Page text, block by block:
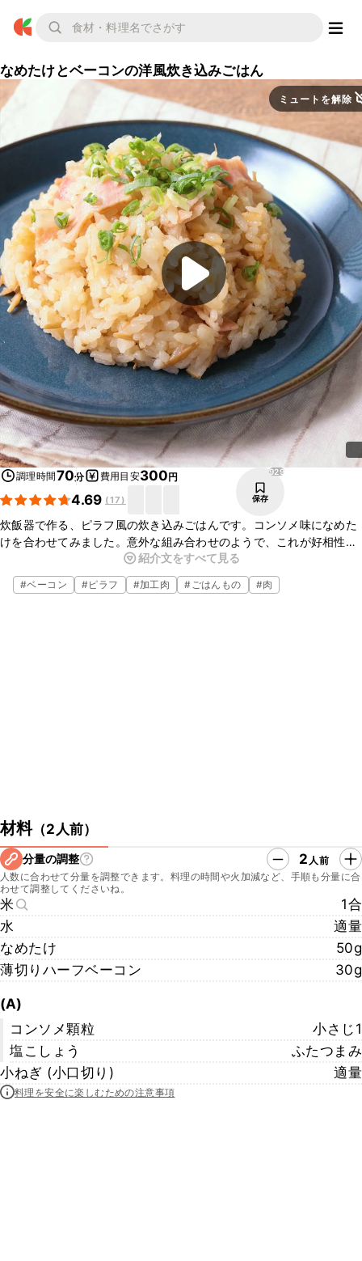
なめたけとベーコンの洋風炊き込みごはん
ミュートを解除
調理時間70分 費用目安300円
4.69 (17)
929
保存
炊飯器で作る、ピラフ風の炊き込みごはんです。コンソメ味になめた
けを合わせてみました。意外な組み合わせのようで、これが好相性！
大人も子供も大好きな味に仕上がります。たまにはこんな変わり種の
炊き込みごはんはいかがでしょうか？
紹介文をすべて見る
#ベーコン #ピラフ #加工肉 #ごはんもの #肉
材料（2人前）
分量の調整 2 人前
人数に合わせて分量を調整できます。料理の時間や火加減など、手順も分量に合
わせて調整してくださいね。
米
1合
水
適量
なめたけ
50g
薄切りハーフベーコン
30g
(A)
コンソメ顆粒
小さじ1
塩こしょう
ふたつまみ
小ねぎ (小口切り)
適量
料理を安全に楽しむための注意事項